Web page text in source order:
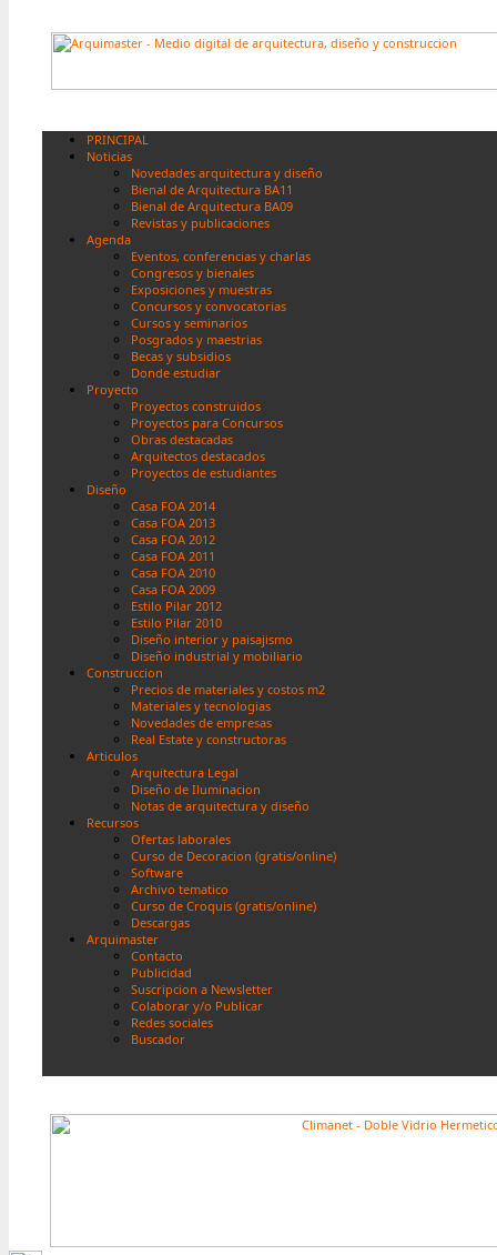
PRINCIPAL
Noticias
Novedades arquitectura y diseño
Bienal de Arquitectura BA11
Bienal de Arquitectura BA09
Revistas y publicaciones
Agenda
Eventos, conferencias y charlas
Congresos y bienales
Exposiciones y muestras
Concursos y convocatorias
Cursos y seminarios
Posgrados y maestrias
Becas y subsidios
Donde estudiar
Proyecto
Proyectos construidos
Proyectos para Concursos
Obras destacadas
Arquitectos destacados
Proyectos de estudiantes
Diseño
Casa FOA 2014
Casa FOA 2013
Casa FOA 2012
Casa FOA 2011
Casa FOA 2010
Casa FOA 2009
Estilo Pilar 2012
Estilo Pilar 2010
Diseño interior y paisajismo
Diseño industrial y mobiliario
Construccion
Precios de materiales y costos m2
Materiales y tecnologias
Novedades de empresas
Real Estate y constructoras
Articulos
Arquitectura Legal
Diseño de Iluminacion
Notas de arquitectura y diseño
Recursos
Ofertas laborales
Curso de Decoracion (gratis/online)
Software
Archivo tematico
Curso de Croquis (gratis/online)
Descargas
Arquimaster
Contacto
Publicidad
Suscripcion a Newsletter
Colaborar y/o Publicar
Redes sociales
Buscador